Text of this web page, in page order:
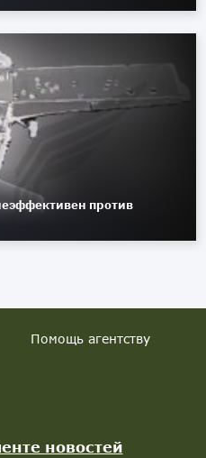
против
Помощь агентству
новостей